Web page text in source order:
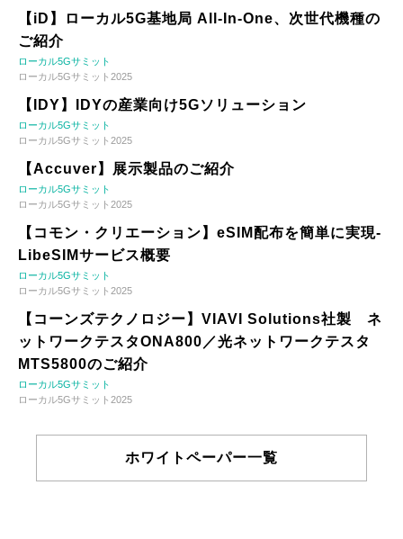
【iD】ローカル5G基地局 All-In-One、次世代機種の
ご紹介
ローカル5Gサミット
ローカル5Gサミット2025
【IDY】IDYの産業向け5Gソリューション
ローカル5Gサミット
ローカル5Gサミット2025
【Accuver】展示製品のご紹介
ローカル5Gサミット
ローカル5Gサミット2025
【コモン・クリエーション】eSIM配布を簡単に実現-
LibeSIMサービス概要
ローカル5Gサミット
ローカル5Gサミット2025
【コーンズテクノロジー】VIAVI Solutions社製 ネ
ットワークテスタONA800／光ネットワークテスタ
MTS5800のご紹介
ローカル5Gサミット
ローカル5Gサミット2025
ホワイトペーパー一覧